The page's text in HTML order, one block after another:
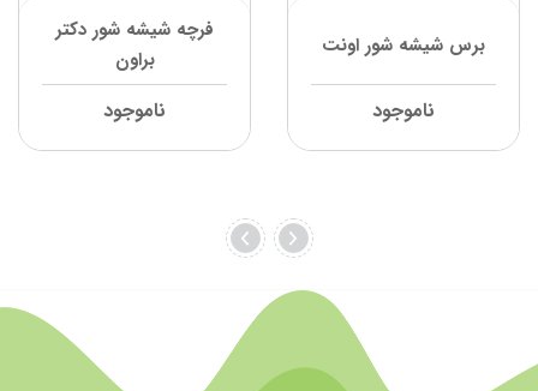
برس شیشه شور اونت
ناموجود
فرچه شیشه شور دکتر
براون
ناموجود